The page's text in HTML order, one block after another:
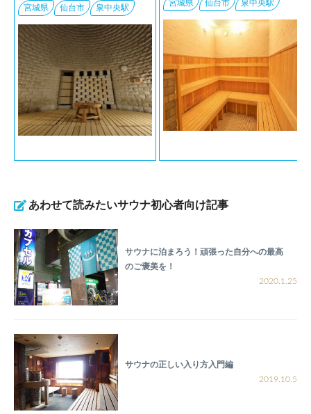
宮城県 仙台市 泉中央駅
宮城県 仙台市 泉中央駅
あわせて読みたいサウナ初心者向け記事
サウナに泊まろう！頑張った自分への最高
のご褒美を！
2020.1.25
サウナの正しい入り方入門編
2019.10.5